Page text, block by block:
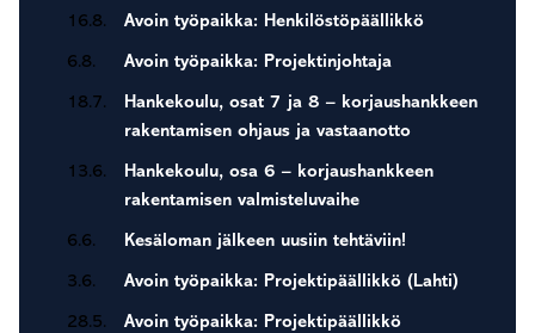
16.8. Avoin työpaikka: Henkilöstöpäällikkö
6.8. Avoin työpaikka: Projektinjohtaja
18.7.
Hankekoulu, osat 7 ja 8 – korjaushankkeen
rakentamisen ohjaus ja vastaanotto
13.6.
Hankekoulu, osa 6 – korjaushankkeen
rakentamisen valmisteluvaihe
6.6. Kesäloman jälkeen uusiin tehtäviin!
3.6. Avoin työpaikka: Projektipäällikkö (Lahti)
28.5.
Avoin työpaikka: Projektipäällikkö